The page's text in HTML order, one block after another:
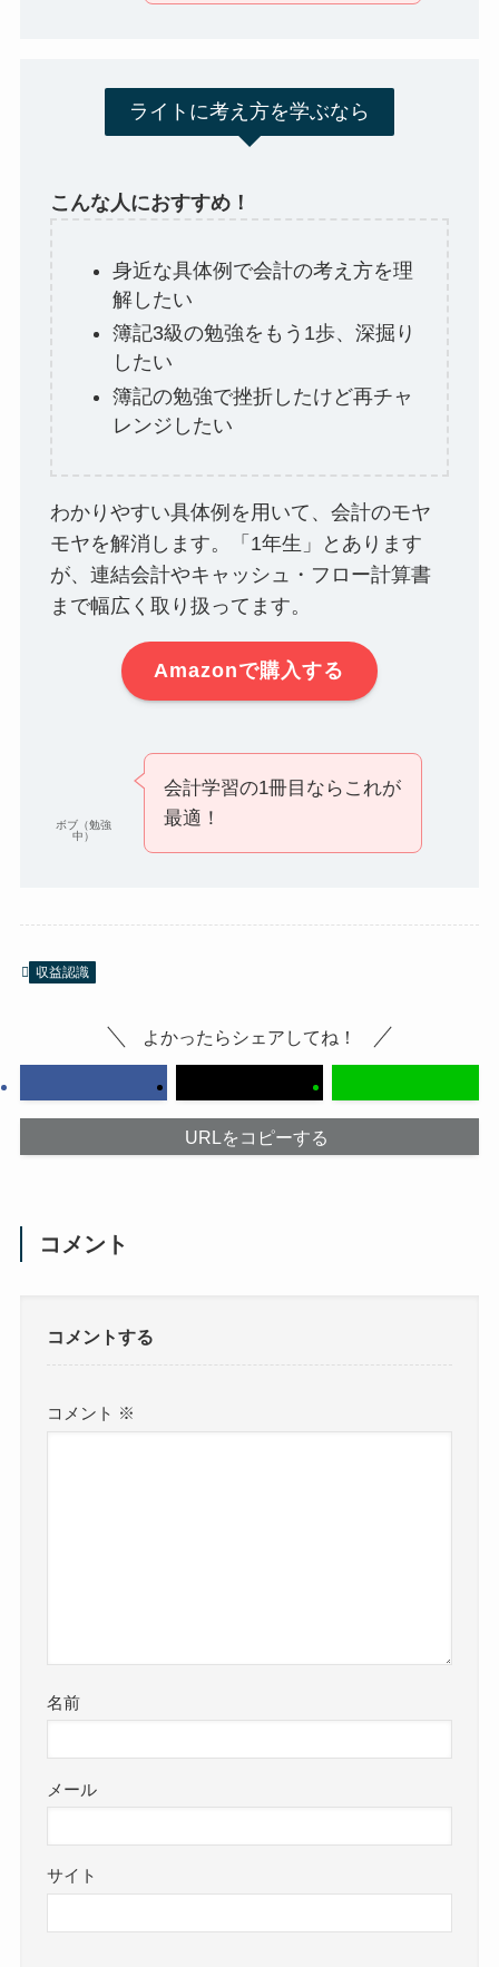
ライトに考え方を学ぶなら
こんな人におすすめ！
身近な具体例で会計の考え方を理
解したい
簿記3級の勉強をもう1歩、深掘り
したい
簿記の勉強で挫折したけど再チャ
レンジしたい
わかりやすい具体例を用いて、会計のモヤ
モヤを解消します。「1年生」とあります
が、連結会計やキャッシュ・フロー計算書
まで幅広く取り扱ってます。
Amazonで購入する
ボブ（勉強
中）
会計学習の1冊目ならこれが
最適！
収益認識
よかったらシェアしてね！
URLをコピーする
コメント
コメントする
コメント ※
名前
メール
サイト